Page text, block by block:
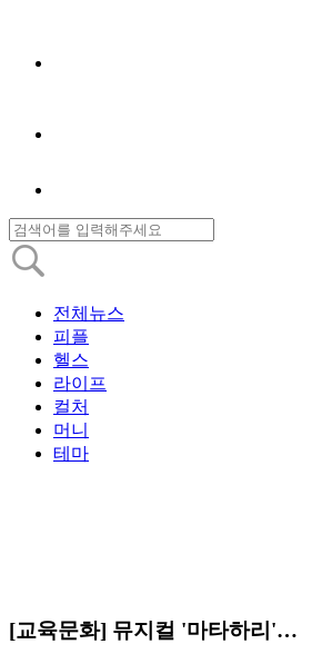
전체뉴스
피플
헬스
라이프
컬처
머니
테마
[교육문화] 뮤지컬 '마타하리'…